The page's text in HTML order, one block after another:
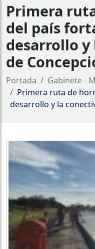
Primera
del país
desarrollo
de
Portada
Gabinete -
Primera ruta de
desarrollo y la